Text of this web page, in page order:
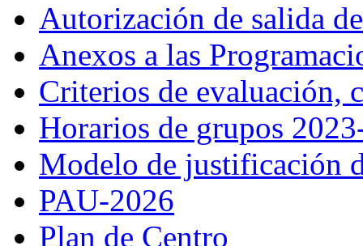
Autorización de salida
Anexos a las
Criterios de evaluación,
Horarios de grupos
Modelo de justificación
PAU-2026
Plan de Centro